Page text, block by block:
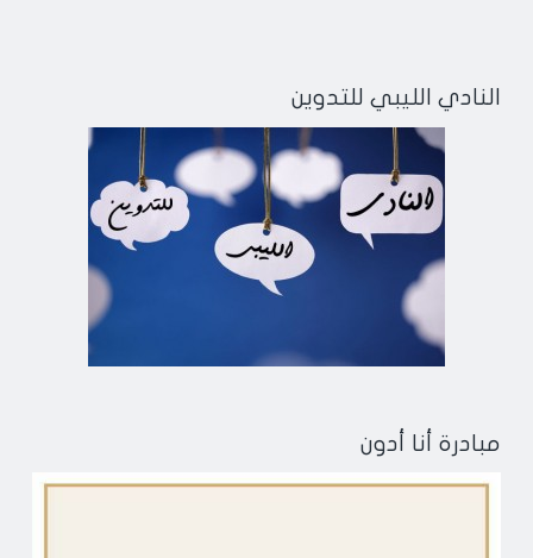
النادي الليبي للتدوين
مبادرة أنا أدون